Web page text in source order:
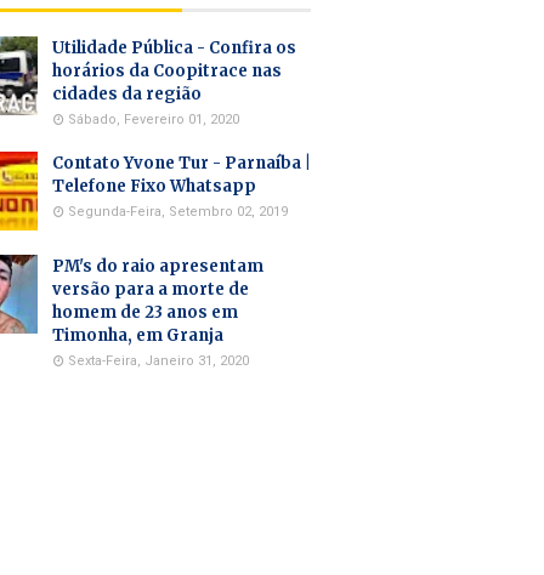
Utilidade Pública - Confira os
horários da Coopitrace nas
cidades da região
Sábado, Fevereiro 01, 2020
Contato Yvone Tur - Parnaíba |
Telefone Fixo Whatsapp
Segunda-Feira, Setembro 02, 2019
PM's do raio apresentam
versão para a morte de
homem de 23 anos em
Timonha, em Granja
Sexta-Feira, Janeiro 31, 2020